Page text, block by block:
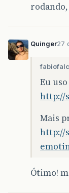
Quinger27
Eu
http://
Mais
http://
Ótimo!